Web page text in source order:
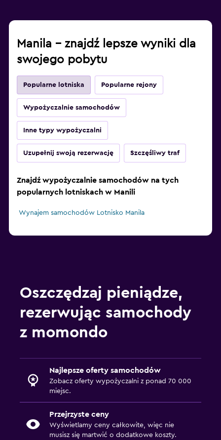
Manila – znajdź lepsze wyniki dla
swojego pobytu
Popularne lotniska Popularne rejony
Wypożyczalnie samochodów
Inne typy wypożyczalni
Uzupełnij swoją rezerwację Szczęśliwy traf
Znajdź wypożyczalnie samochodów na tych
popularnych lotniskach w Manili
Wynajem samochodów Lotnisko Manila
Oszczędzaj pieniądze,
rezerwując samochody
z momondo
Najlepsze oferty samochodów
Zobacz oferty wypożyczalni z ponad 70 000
miejsc.
Przejrzyste ceny
Wyświetlamy ceny całkowite, więc nie
musisz się martwić o dodatkowe koszty.